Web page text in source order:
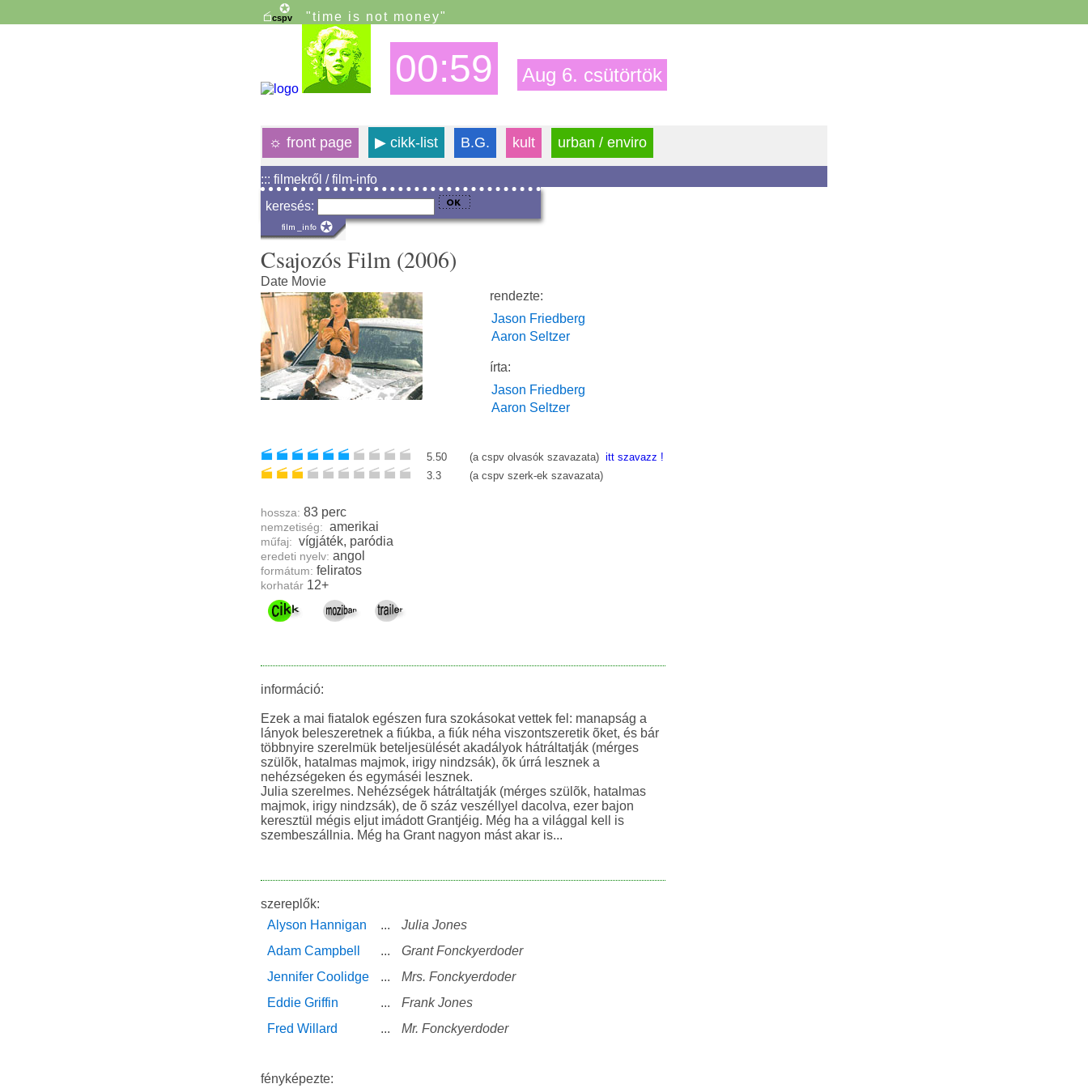
"time is not money"
00:59 Aug 6. csütörtök
☼ front page ▶ cikk-list B.G. kult urban / enviro
::: filmekről / film-info
keresés:
Csajozós Film (2006)
Date Movie
rendezte:
Jason Friedberg
Aaron Seltzer
írta:
Jason Friedberg
Aaron Seltzer
5.50 (a cspv olvasók szavazata) itt szavazz !
3.3
(a cspv szerk-ek szavazata)
hossza: 83 perc
nemzetiség: amerikai
műfaj: vígjáték, paródia
eredeti nyelv: angol
formátum: feliratos
korhatár 12+
információ:
Ezek a mai fiatalok egészen fura szokásokat vettek fel: manapság a
lányok beleszeretnek a fiúkba, a fiúk néha viszontszeretik õket, és bár
többnyire szerelmük beteljesülését akadályok hátráltatják (mérges
szülõk, hatalmas majmok, irigy nindzsák), õk úrrá lesznek a
nehézségeken és egymáséi lesznek.
Julia szerelmes. Nehézségek hátráltatják (mérges szülõk, hatalmas
majmok, irigy nindzsák), de õ száz veszéllyel dacolva, ezer bajon
keresztül mégis eljut imádott Grantjéig. Még ha a világgal kell is
szembeszállnia. Még ha Grant nagyon mást akar is...
szereplők:
Alyson Hannigan
...
Julia Jones
Adam Campbell
...
Grant Fonckyerdoder
Jennifer Coolidge
...
Mrs. Fonckyerdoder
Eddie Griffin
...
Frank Jones
Fred Willard
... Mr. Fonckyerdoder
fényképezte: